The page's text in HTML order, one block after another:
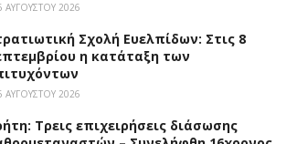
ΑΥΓΟΎΣΤΟΥ 2026
Σχολή Ευελπίδων: Στις 8
η κατάταξη των
ΑΥΓΟΎΣΤΟΥ 2026
Τρεις επιχειρήσεις διάσωσης